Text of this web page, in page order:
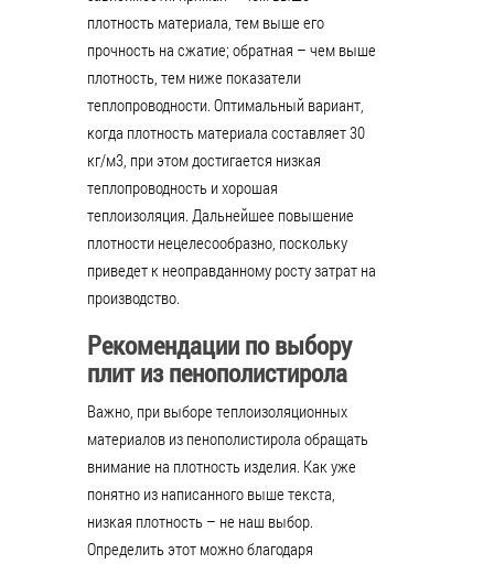
плотность материала, тем выше его
прочность на сжатие; обратная – чем выше
плотность, тем ниже показатели
теплопроводности. Оптимальный вариант,
когда плотность материала составляет 30
кг/м3, при этом достигается низкая
теплопроводность и хорошая
теплоизоляция. Дальнейшее повышение
плотности нецелесообразно, поскольку
приведет к неоправданному росту затрат на
производство.
Рекомендации по выбору
плит из пенополистирола
Важно, при выборе теплоизоляционных
материалов из пенополистирола обращать
внимание на плотность изделия. Как уже
понятно из написанного выше текста,
низкая плотность – не наш выбор.
Определить этот можно благодаря